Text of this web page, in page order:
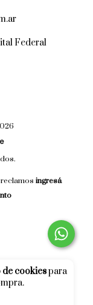
de cookiespara
Federal
ingresá